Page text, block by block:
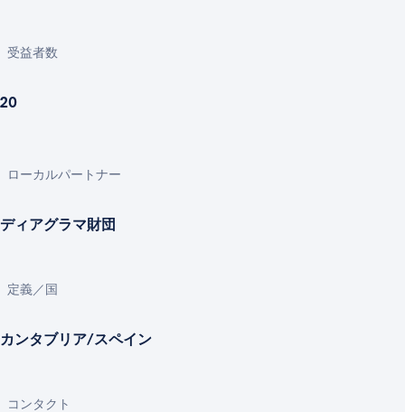
受益者数
20
ローカルパートナー
ディアグラマ財団
定義／国
カンタブリア/スペイン
コンタクト